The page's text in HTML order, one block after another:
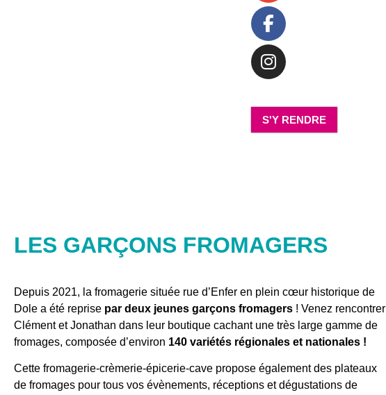
S'Y RENDRE
LES GARÇONS FROMAGERS
Depuis 2021, la fromagerie située rue d’Enfer en plein cœur historique de
Dole a été reprise par deux jeunes garçons fromagers ! Venez rencontrer
Clément et Jonathan dans leur boutique cachant une très large gamme de
fromages, composée d’environ 140 variétés régionales et nationales !
Cette fromagerie-crèmerie-épicerie-cave propose également des plateaux
de fromages pour tous vos évènements, réceptions et dégustations de